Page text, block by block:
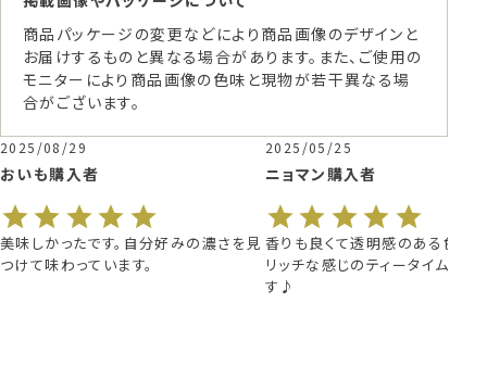
商品パッケージの変更などにより商品画像のデザインと
お届けするものと異なる場合があります。また、ご使用の
モニターにより商品画像の色味と現物が若干異なる場
合がございます。
おいも購入者
2025/08/29
美味しかったです。自分好みの濃さを見
つけて味わっています。
ニョマン購入者
2025/05/25
香りも良くて透明感のある色で、
リッチな感じのティータイムが楽
す♪